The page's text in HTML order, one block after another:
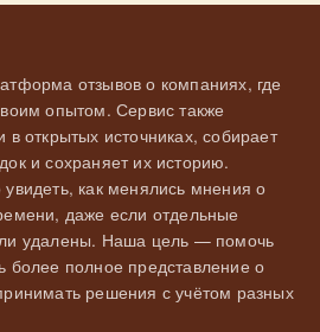
отзывов о компаниях, где
опытом. Сервис также
в открытых источниках, собирает
и сохраняет их историю.
как менялись мнения о
даже если отдельные
удалены. Наша цель — помочь
более полное представление о
решения с учётом разных